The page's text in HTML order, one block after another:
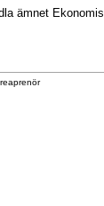
ämnet